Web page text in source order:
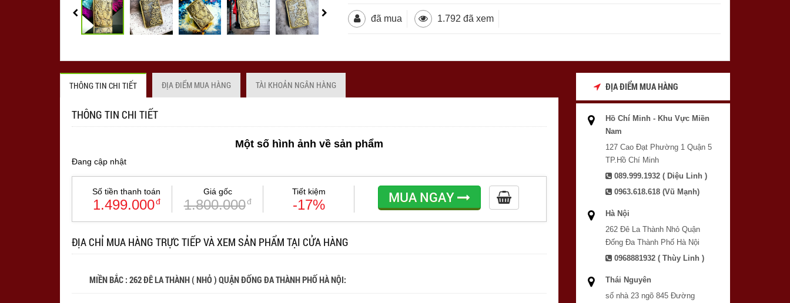
đã mua 1.792 đã xem
THÔNG TIN CHI TIẾT ĐỊA ĐIỂM MUA HÀNG TÀI KHOẢN NGÂN HÀNG
THÔNG TIN CHI TIẾT
Một số hình ảnh về sản phẩm
Đang cập nhật
Số tiền thanh toán
1.499.000đ
Giá gốc
1.800.000đ
Tiết kiệm
-17% MUA NGAY
ĐỊA CHỈ MUA HÀNG TRỰC TIẾP VÀ XEM SẢN PHẨM TẠI CỬA HÀNG
MIỀN BẮC : 262 ĐÊ LA THÀNH ( NHỎ ) QUẬN ĐỐNG ĐA THÀNH PHỐ HÀ NỘI:
ĐỊA ĐIỂM MUA HÀNG
Hồ Chí Minh - Khu Vực Miền
Nam
127 Cao Đạt Phường 1 Quận 5
TP.Hồ Chí Minh
089.999.1932 ( Diệu Linh )
0963.618.618 (Vũ Mạnh)
Hà Nội
262 Đê La Thành Nhỏ Quận
Đống Đa Thành Phố Hà Nội
0968881932 ( Thùy Linh )
Thái Nguyên
số nhà 23 ngõ 845 Đường